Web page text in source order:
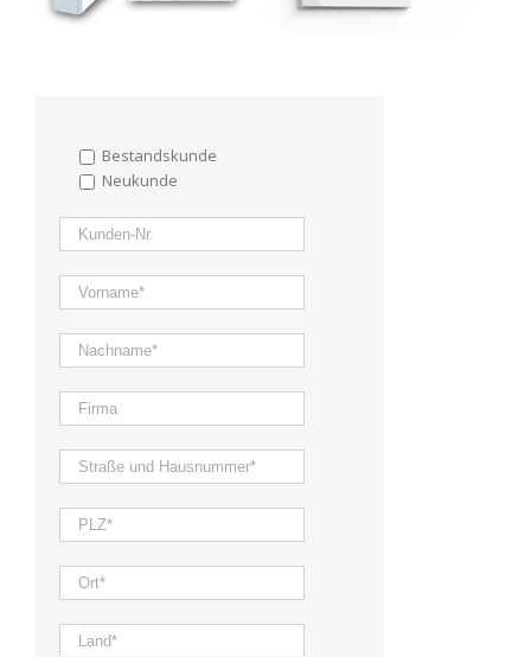
Bestandskunde
Neukunde